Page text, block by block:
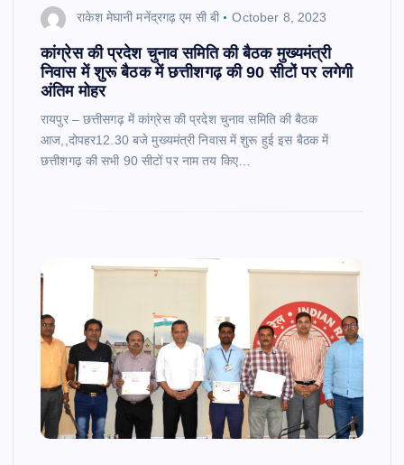
राकेश मेघानी मनेंद्रगढ़ एम सी बी October 8, 2023
कांग्रेस की प्रदेश चुनाव समिति की बैठक मुख्यमंत्री
निवास में शुरू बैठक में छत्तीशगढ़ की 90 सीटों पर लगेगी
अंतिम मोहर
रायपुर – छत्तीसगढ़ में कांग्रेस की प्रदेश चुनाव समिति की बैठक
आज,,दोपहर12.30 बजे मुख्यमंत्री निवास में शुरू हुई इस बैठक में
छत्तीशगढ़ की सभी 90 सीटों पर नाम तय किए…